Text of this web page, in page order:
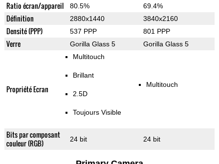
Ratio écran/appareil 80.5% 69.4%
Définition 2880x1440 3840x2160
Densité (PPP) 537 PPP 801 PPP
Verre Gorilla Glass 5 Gorilla Glass 5
Propriété Ecran
Multitouch
Brillant
2.5D
Toujours Visible
Multitouch
Bits par composant
couleur (RGB)
24 bit 24 bit